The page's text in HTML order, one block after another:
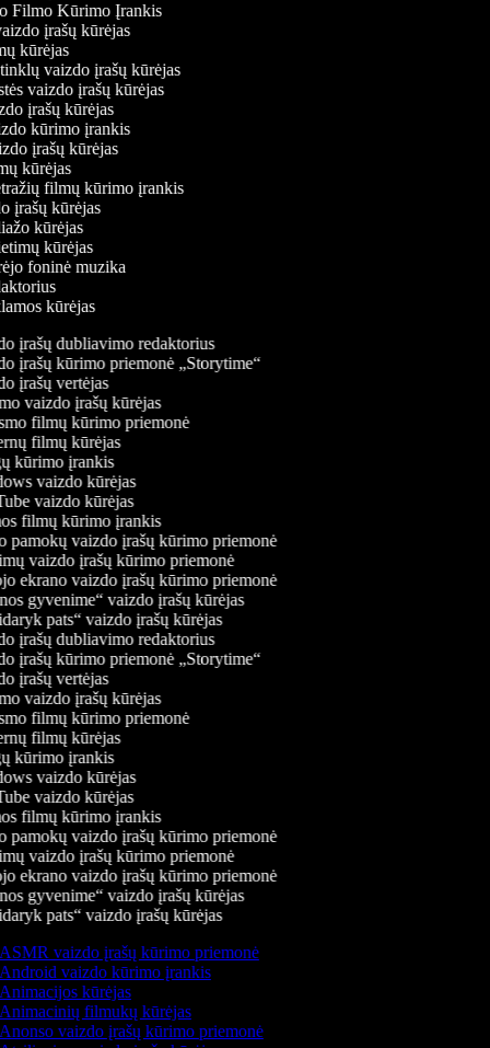
Filmo Kūrimo Įrankis
įrašų kūrėjas
kūrėjas
tinklų vaizdo įrašų kūrėjas
vaizdo įrašų kūrėjas
įrašų kūrėjas
kūrimo įrankis
įrašų kūrėjas
kūrėjas
filmų kūrimo įrankis
įrašų kūrėjas
kūrėjas
kūrėjas
foninė muzika
kūrėjas
įrašų dubliavimo redaktorius
įrašų kūrimo priemonė „Storytime“
įrašų vertėjas
vaizdo įrašų kūrėjas
filmų kūrimo priemonė
filmų kūrėjas
kūrimo įrankis
vaizdo kūrėjas
vaizdo kūrėjas
filmų kūrimo įrankis
pamokų vaizdo įrašų kūrimo priemonė
vaizdo įrašų kūrimo priemonė
ekrano vaizdo įrašų kūrimo priemonė
gyvenime“ vaizdo įrašų kūrėjas
pats“ vaizdo įrašų kūrėjas
įrašų dubliavimo redaktorius
įrašų kūrimo priemonė „Storytime“
įrašų vertėjas
vaizdo įrašų kūrėjas
filmų kūrimo priemonė
filmų kūrėjas
kūrimo įrankis
vaizdo kūrėjas
vaizdo kūrėjas
filmų kūrimo įrankis
pamokų vaizdo įrašų kūrimo priemonė
vaizdo įrašų kūrimo priemonė
ekrano vaizdo įrašų kūrimo priemonė
gyvenime“ vaizdo įrašų kūrėjas
pats“ vaizdo įrašų kūrėjas
vaizdo įrašų kūrimo priemonė
vaizdo kūrimo įrankis
kūrėjas
filmukų kūrėjas
vaizdo įrašų kūrimo priemonė